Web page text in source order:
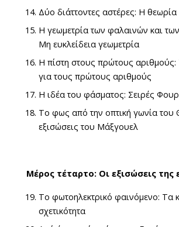
Δύο διάττοντες αστέρες: Η
Η γεωμετρία των φαλαινών και
Μη ευκλείδεια γεωμετρία
Η πίστη στους πρώτους
για τους πρώτους αριθμούς
Η ιδέα του φάσματος: Σειρές
Το φως από την οπτική γωνία του
εξισώσεις του Μάξγουελ
Μέρος τέταρτο: Οι εξισώσεις της
Το φωτοηλεκτρικό φαινόμενο: Τα
σχετικότητα